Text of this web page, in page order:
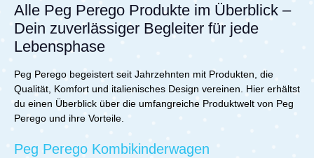
Alle Peg Perego Produkte im Überblick –
Dein zuverlässiger Begleiter für jede
Lebensphase
Peg Perego begeistert seit Jahrzehnten mit Produkten, die
Qualität, Komfort und italienisches Design vereinen. Hier erhältst
du einen Überblick über die umfangreiche Produktwelt von Peg
Perego und ihre Vorteile.
Peg Perego Kombikinderwagen